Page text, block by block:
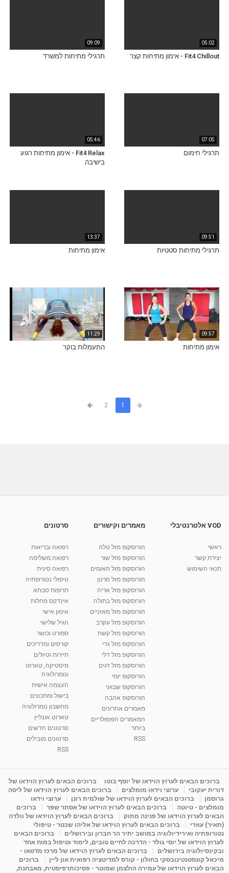
05:02
Fit4 Chillout - אימון מתיחות קצר
09:09
תרגילי מתיחות למשרד
07:05
תרגילי חימום
05:46
Fit4 Relax - אימון מתיחות רגוע
בישיבה
09:51
תרגילי מתיחות סטטיות
13:37
אימון מתיחות
09:57
אימון מתיחות
11:29
התעמלות בוקר
1
2
VOD אלטרנטיבלי
ראשי
יצירת קשר
תנאי השימוש
מאמרים וקישורים
הורוסקופ מזל טלה
הורוסקופ מזל שור
הורוסקופ מזל תאומים
הורוסקופ מזל סרטן
הורוסקופ מזל אריה
הורוסקופ מזל בתולה
הורוסקופ מזל מאזניים
הורוסקופ מזל עקרב
הורוסקופ מזל קשת
הורוסקופ מזל גדי
הורוסקופ מזל דלי
הורוסקופ מזל דגים
הורוסקופ יומי
הורוסקופ שבועי
הורוסקופ אהבה
מאמרים אחרונים
המאמרים הפופולריים
ביותר
RSS
סרטונים
רפואה ובריאות
רפואה משלימה
רפואה סינית
טיפולי נטורופתיה
תרופות סבתא
אינדקס מחלות
אימון אישי
הגיל שלישי
ספורט וכושר
קורסים ומדריכים
תיירות וטיולים
מיסטיקה, טארוט
ונומרולוגיה
העצמה אישית
בישול ומתכונים
מחשבון נומרולוגיה
טארוט אונליין
סרטונים חדשים
סרטונים מובילים
RSS
ברוכים הבאים לערוץ הוידאו של יוסף בוטו
ברוכים הבאים לערוץ הוידאו של
דורית יעקובי
ערוצי וידאו מומלצים
ברוכים הבאים לערוץ הוידאו של ליסה
גרוסמן
ברוכים הבאים לערוץ הוידאו של שולמית רונן
ערוצי וידאו
מומלצים - טיוטה
ברוכים הבאים לערוץ הוידאו של אסתר שפר
ברוכים
הבאים לערוץ הוידאו של פנינה מתוק
ברוכים הבאים לערוץ הוידאו של וולדה
(תאיר) עוזרי
ברוכים הבאים לערוץ הוידאו של אליהו שכטר - טיפולי
נטורופתיה ואירידיולוגיה במושב יתיר הר חברון ובירושלים
ברוכים הבאים
לערוץ הוידאו של יוסי גולד - הדרכה לחיים טובים, לימוד וטיפול במוח אחד
ובקינסיולוגיה בירושלים
ברוכים הבאים לערוץ הוידאו של מרכז מדטאו -
מיכאל קונסטנטינובסקי בחולון - קורס למדיטציה רפואית און ליין
ברוכים
הבאים לערוץ הוידאו של עמירה הולצמן שמוטר - פסיכותרפיסטית, מאבחנת,